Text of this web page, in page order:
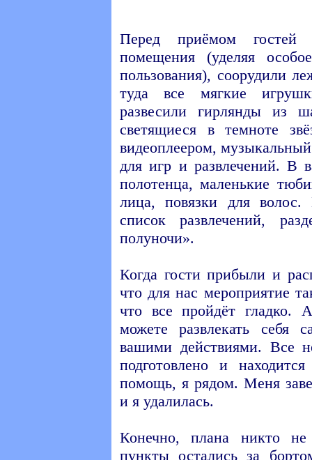
Перед приёмом гостей
помещения (уделяя
пользования), соорудили
туда все мягкие
развесили гирлянды из
светящиеся в темноте
видеоплеером,
для игр и развлечений. В
полотенца, маленькие
лица, повязки для
список развлечений,
полуночи».
Когда гости прибыли и
что для нас мероприятие
что все пройдёт гладко.
можете развлекать себя
вашими действиями. Все
подготовлено и
помощь, я рядом. Меня
и я удалилась.
Конечно, плана никто не
пункты остались за